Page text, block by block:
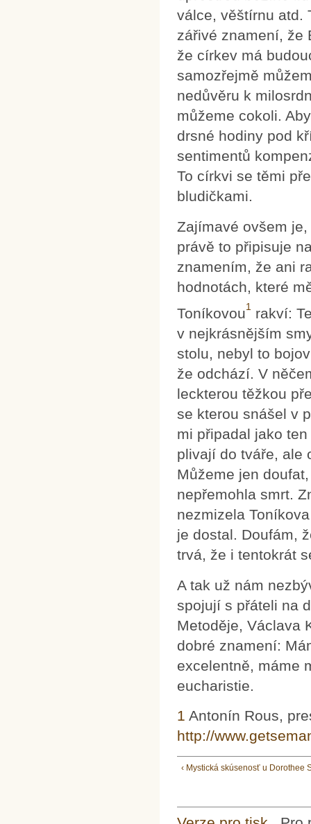
válce, věštírnu atd.
zářivé znamení, že
že církev má
samozřejmě
nedůvěru k
můžeme cokoli.
drsné hodiny pod
sentimentů
To církvi se těmi
bludičkami.
Zajímavé ovšem
právě to připisuje
znamením, že ani
hodnotách, které
Toníkovou1
rakví:
v nejkrásnějším
stolu, nebyl to
že odchází. V
leckterou těžkou
se kterou snášel v
mi připadal jako
plivají do tváře, ale
Můžeme jen
nepřemohla smrt.
nezmizela
je dostal. Doufám,
trvá, že i tentokrát
A tak už nám
spojují s přáteli na
Metoděje, Václava
dobré znamení:
excelentně, máme
eucharistie.
1 Antonín Rous,
http://
‹ Mystická skúsenosť u Dorothee